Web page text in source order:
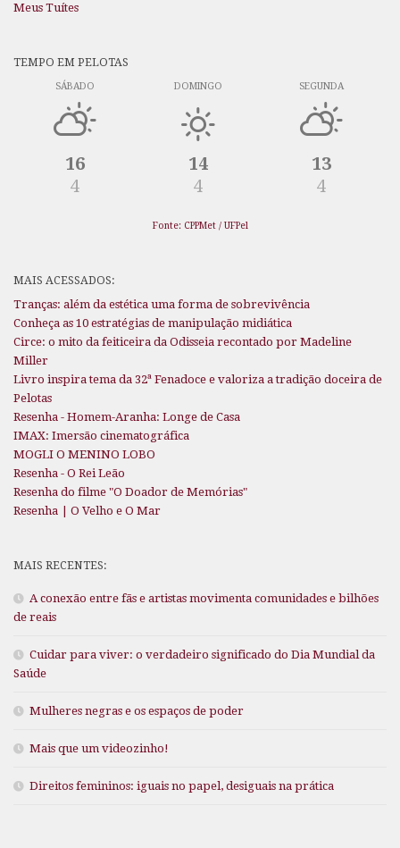
Meus Tuítes
TEMPO EM PELOTAS
SÁBADO
16
4
DOMINGO
14
4
SEGUNDA
13
4
Fonte: CPPMet / UFPel
MAIS ACESSADOS:
Tranças: além da estética uma forma de sobrevivência
Conheça as 10 estratégias de manipulação midiática
Circe: o mito da feiticeira da Odisseia recontado por Madeline
Miller
Livro inspira tema da 32ª Fenadoce e valoriza a tradição doceira de
Pelotas
Resenha - Homem-Aranha: Longe de Casa
IMAX: Imersão cinematográfica
MOGLI O MENINO LOBO
Resenha - O Rei Leão
Resenha do filme "O Doador de Memórias"
Resenha | O Velho e O Mar
MAIS RECENTES:
A conexão entre fãs e artistas movimenta comunidades e bilhões
de reais
Cuidar para viver: o verdadeiro significado do Dia Mundial da
Saúde
Mulheres negras e os espaços de poder
Mais que um videozinho!
Direitos femininos: iguais no papel, desiguais na prática